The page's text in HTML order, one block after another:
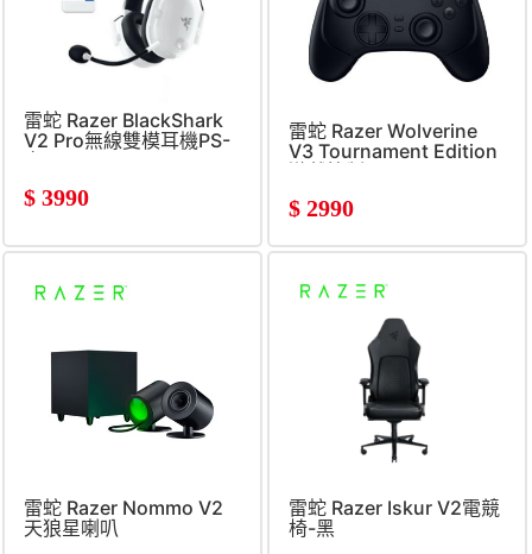
雷蛇 Razer BlackShark
V2 Pro無線雙模耳機PS-
$ 3990
雷蛇 Razer Wolverine
V3 Tournament Edition
遊戲控制器
$ 2990
雷蛇 Razer Nommo V2
天狼星喇叭
雷蛇 Razer Iskur V2電競
椅-黑